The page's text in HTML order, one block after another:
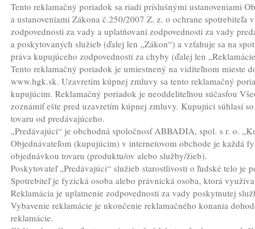
Tento reklamačný poriadok sa riadi príslušnými ustanoveniami
a ustanoveniami Zákona č.250/2007 Z. z. o ochrane spotrebiteľa
zodpovednosti za vady a uplatňovaní zodpovednosti za vady
a poskytovaných služieb (ďalej len „Zákon“) a vzťahuje sa na
práva kupujúceho zodpovednosti za chyby (ďalej len
Tento reklamačný poriadok je umiestnený na viditeľnom mieste
www.hgk.sk. Uzavretím kúpnej zmluvy sa tento reklamačný
kupujúcim. Reklamačný poriadok je neoddeliteľnou súčasťou
zoznámiť ešte pred uzavretím kúpnej zmluvy. Kupujúci súhlasí
tovaru od predávajúceho.
„Predávajúci“ je obchodná spoločnosť ABBADIA, spol. s r. o.
Objednávateľom (kupujúcim) v internetovom obchode je každá
objednávkou tovaru (produktu/ov alebo služby/žieb).
Poskytovateľ „Predávajúci“ služieb starostlivosti o ľudské telo
Spotrebiteľ je fyzická osoba alebo právnická osoba, ktorá
Reklamácia je uplatnenie zodpovednosti za vady poskytnutej
Vybavenie reklamácie je ukončenie reklamačného konania
reklamácie.